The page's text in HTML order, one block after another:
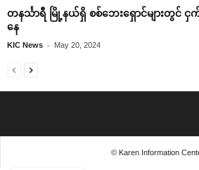
တနင်္သာရီ မြို့နယ်ရှိ စစ်ဘေးရှောင်များတွင် ငှက်ဖ
နေ
KIC News - May 20, 2024
© Karen Information